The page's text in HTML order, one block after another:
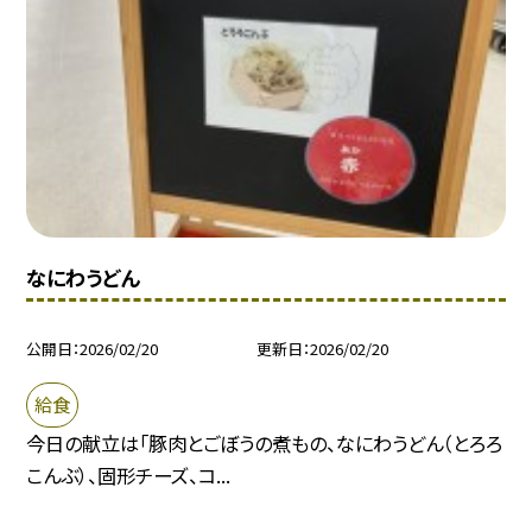
なにわうどん
公開日 2026/02/20 更新日 2026/02/20
給食
今日の献立は「豚肉とごぼうの煮もの、なにわうどん（とろろ
こんぶ）、固形チーズ、コ...